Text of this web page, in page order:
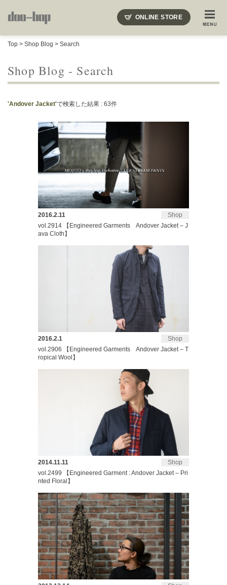
ONLINE STORE
Top > Shop Blog > Search
Shop Blog - Search
'Andover Jacket'で検索した結果 : 63件
Shop
2016.2.11
vol.2914 【Engineered Garments Andover Jacket – J
ava Cloth】
Shop
2016.2.1
vol.2906 【Engineered Garments Andover Jacket – T
ropical Wool】
Shop
2014.11.11
vol.2499 【Engineered Garment : Andover Jacket – Pri
nted Floral】